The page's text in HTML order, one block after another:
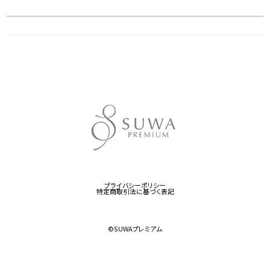
プライバシーポリシー
特定商取引法に基づく表記
©︎SUWAプレミアム